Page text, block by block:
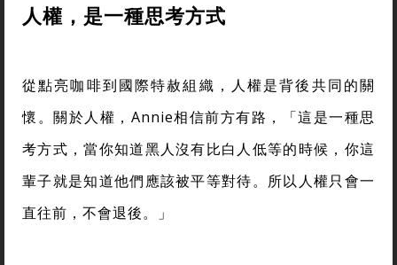
人權，是一種思考方式
從點亮咖啡到國際特赦組織，人權是背後共同的關
懷。關於人權，Annie相信前方有路，「這是一種思
考方式，當你知道黑人沒有比白人低等的時候，你這
輩子就是知道他們應該被平等對待。所以人權只會一
直往前，不會退後。」